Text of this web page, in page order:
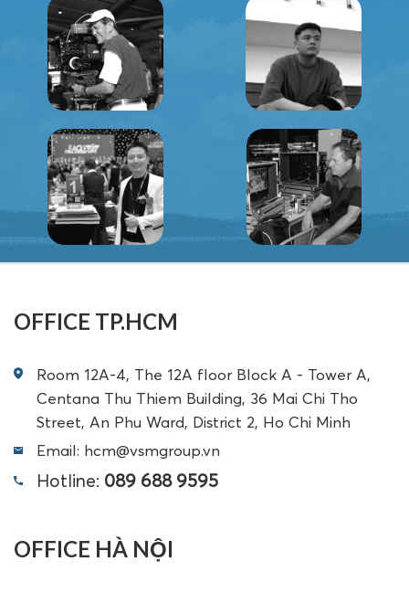
OFFICE TP.HCM
Room 12A-4, The 12A floor Block A - Tower A,
Centana Thu Thiem Building, 36 Mai Chi Tho
Street, An Phu Ward, District 2, Ho Chi Minh
Email: hcm@vsmgroup.vn
Hotline: 089 688 9595
OFFICE HÀ NỘI